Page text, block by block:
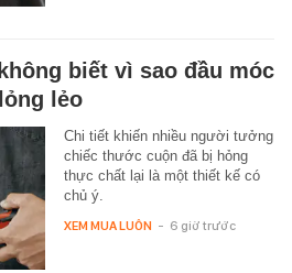
biết vì sao đầu móc
lẻo
Chi tiết khiến nhiều người tưởng
chiếc thước cuộn đã bị hỏng
thực chất lại là một thiết kế có
chủ ý.
XEM MUA LUÔN - 6 giờ trước